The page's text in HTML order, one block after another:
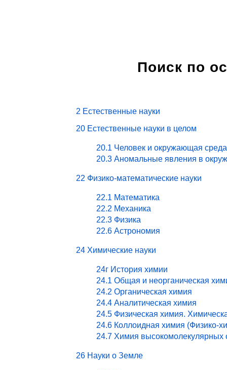
Поиск по
2 Естественные науки
20 Естественные науки в целом
20.1 Человек и окружающая
20.3 Аномальные явления в
22 Физико-математические науки
22.1 Математика
22.2 Механика
22.3 Физика
22.6 Астрономия
24 Химические науки
24г История химии
24.1 Общая и неорганическая
24.2 Органическая химия
24.4 Аналитическая химия
24.5 Физическая химия.
24.6 Коллоидная химия (Физико-
24.7 Химия высокомолекулярных
26 Науки о Земле